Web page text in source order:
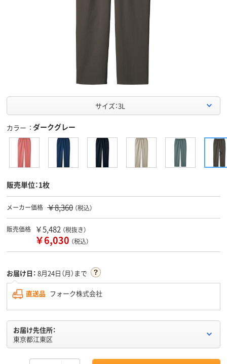
サイズ：3L
カラー ダークグレー
販売単位：1枚
メーカー価格 ￥8,360 （税込）
販売価格 ￥5,482 （税抜き）
￥6,030 （税込）
お届け日： 8月24日（月）まで
直送品 フォーク株式会社
お届け先住所：
東京都江東区